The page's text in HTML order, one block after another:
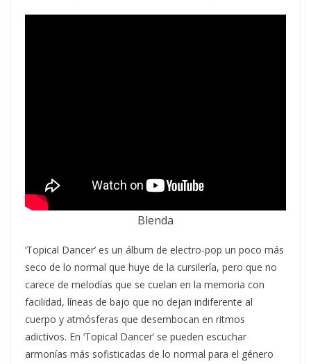
Blenda
‘Topical Dancer’ es un álbum de electro-pop un poco más
seco de lo normal que huye de la cursilería, pero que no
carece de melodías que se cuelan en la memoria con
facilidad, líneas de bajo que no dejan indiferente al
cuerpo y atmósferas que desembocan en ritmos
adictivos. En ‘Topical Dancer’ se pueden escuchar
armonías más sofisticadas de lo normal para el género